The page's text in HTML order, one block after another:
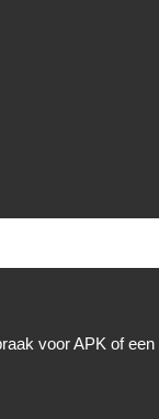
voor APK of een